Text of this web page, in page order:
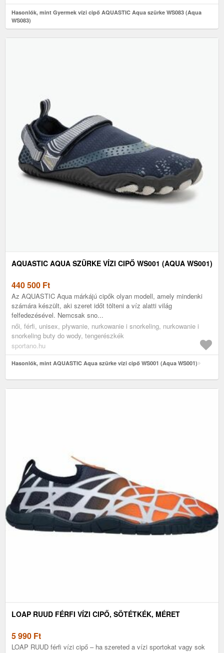
Hasonlók, mint Gyermek vízi cipő AQUASTIC Aqua szürke WS083 (Aqua
WS083)
AQUASTIC AQUA SZÜRKE VÍZI CIPŐ WS001 (AQUA WS001)
440 500 Ft
Az AQUASTIC Aqua márkájú cipők olyan modell, amely mindenki
számára készült, aki szeret időt tölteni a víz alatti világ
felfedezésével. Nemcsak sno...
női, férfi, unisex, pływanie, nurkowanie i snorkeling, nurkowanie i
snorkeling buty do wody, tengerészkék
sportano.hu
Hasonlók, mint AQUASTIC Aqua szürke vízi cipő WS001 (Aqua WS001)
LOAP RUUD FÉRFI VÍZI CIPŐ, SÖTÉTKÉK, MÉRET
5 990 Ft
LOAP RUUD férfi vízi cipő – ha szereted a vízi sportokat vagy sok